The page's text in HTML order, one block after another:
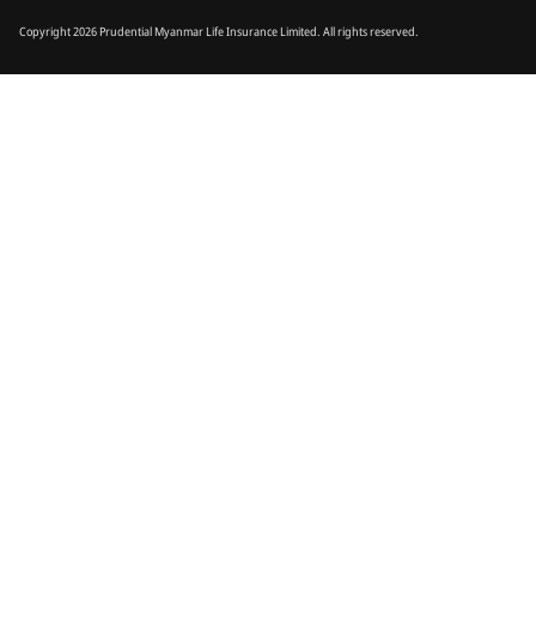
Copyright 2026 Prudential Myanmar Life Insurance Limited. All rights reserved.